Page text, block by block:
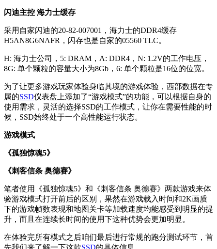
闪迪主控 海力士缓存
采用自家闪迪的20-82-007001，海力士的DDR4缓存
H5AN8G6NAFR，闪存也是自家的05560 TLC。
H: 海力士公司，5: DRAM，A: DDR4，N: 1.2V的工作电压，
8G: 单个颗粒的容量大小为8Gb，6: 单个颗粒是16位的位宽。
为了让更多游戏玩家体验身临其境的游戏体验，西部数据在专
属的SSD仪表盘上添加了“游戏模式”的功能，可以根据自身的
使用需求，灵活的选择SSD的工作模式，让你在需要性能的时
候，SSD始终处于一个高性能运行状态。
游戏模式
《孤独惊魂5》
《刺客信条 奥德赛》
笔者使用《孤独惊魂5》和《刺客信条 奥德赛》两款游戏来体
验游戏模式打开前后的区别，果然在游戏载入时间和2K画质
下的游戏帧数表现和地图关卡等加载速度均能感受到明显的提
升，而且在连续长时间的使用下这种优势会更加明显。
在体验完所有模式之后咱们最后进行常规的跑分测试环节，首